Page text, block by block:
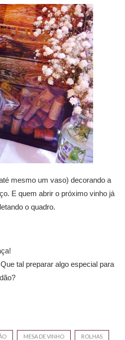
mesmo um vaso) decorando a
E quem abrir o próximo vinho já
o quadro.
tal preparar algo especial para
MESA DE VINHO ROLHAS